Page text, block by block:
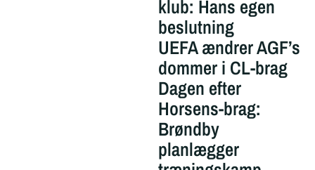
klub: Hans egen
beslutning
UEFA ændrer AGF’s
dommer i CL-brag
Dagen efter
Horsens-brag:
Brøndby
planlægger